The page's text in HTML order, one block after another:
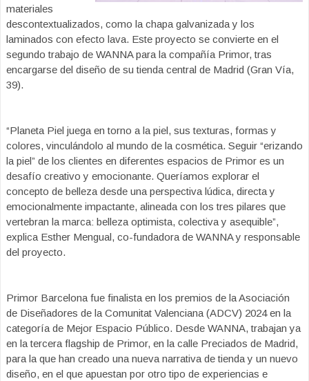
materiales
descontextualizados, como la chapa galvanizada y los
laminados con efecto lava. Este proyecto se convierte en el
segundo trabajo de WANNA para la compañía Primor, tras
encargarse del diseño de su tienda central de Madrid (Gran Vía,
39).
“Planeta Piel juega en torno a la piel, sus texturas, formas y
colores, vinculándolo al mundo de la cosmética. Seguir “erizando
la piel” de los clientes en diferentes espacios de Primor es un
desafío creativo y emocionante. Queríamos explorar el
concepto de belleza desde una perspectiva lúdica, directa y
emocionalmente impactante, alineada con los tres pilares que
vertebran la marca: belleza optimista, colectiva y asequible”,
explica Esther Mengual, co-fundadora de WANNA y responsable
del proyecto.
Primor Barcelona fue finalista en los premios de la Asociación
de Diseñadores de la Comunitat Valenciana (ADCV) 2024 en la
categoría de Mejor Espacio Público. Desde WANNA, trabajan ya
en la tercera flagship de Primor, en la calle Preciados de Madrid,
para la que han creado una nueva narrativa de tienda y un nuevo
diseño, en el que apuestan por otro tipo de experiencias e